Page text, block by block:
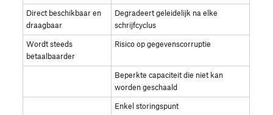
Direct beschikbaar en
draagbaar
Degradeert geleidelijk na elke
schrijfcyclus
Wordt steeds
betaalbaarder
Risico op gegevenscorruptie
Beperkte capaciteit die niet kan
worden geschaald
Enkel storingspunt